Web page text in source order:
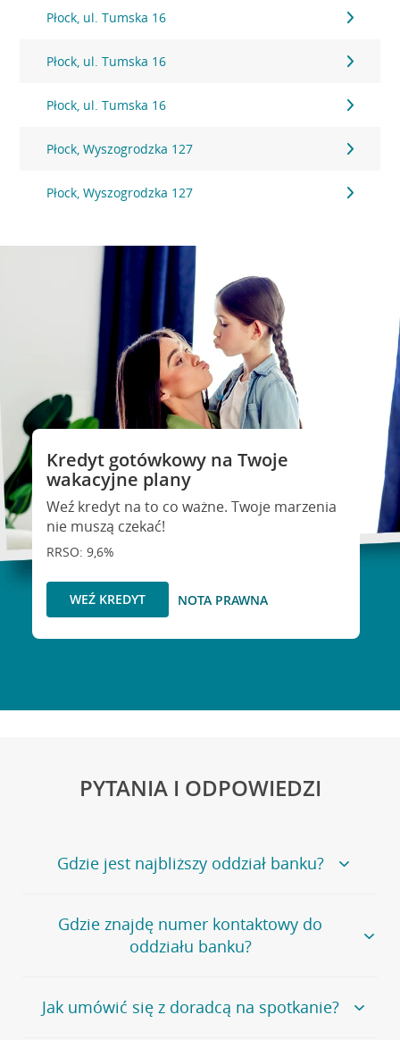
Płock, ul. Tumska 16
Płock, ul. Tumska 16
Płock, ul. Tumska 16
Płock, Wyszogrodzka 127
Płock, Wyszogrodzka 127
Kredyt gotówkowy na Twoje
wakacyjne plany
Weź kredyt na to co ważne. Twoje marzenia
nie muszą czekać!
RRSO: 9,6%
WEŹ KREDYT NOTA PRAWNA
PYTANIA I ODPOWIEDZI
Gdzie jest najbliższy oddział banku?
Jeśli szukasz oddziału naszego banku, zapraszamy na
stronęPlacówki i bankomaty, na której znajduje się
wygodna wyszukiwarka.
oddziałów
Gdzie znajdę numer kontaktowy do
oddziału banku?
Bank Credit Agricole nie udostępnia ogólnego numeru
telefonu do placówki bankowej.
Jak umówić się z doradcą na spotkanie?